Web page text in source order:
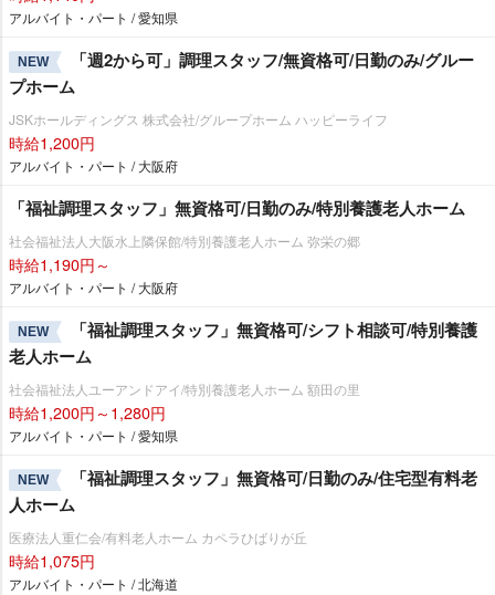
アルバイト・パート / 愛知県
NEW
「週2から可」調理スタッフ/無資格可/日勤のみ/グルー
プホーム
JSKホールディングス 株式会社/グループホーム ハッピーライフ
時給1,200円
アルバイト・パート / 大阪府
「福祉調理スタッフ」無資格可/日勤のみ/特別養護老人ホーム
社会福祉法人大阪水上隣保館/特別養護老人ホーム 弥栄の郷
時給1,190円～
アルバイト・パート / 大阪府
NEW
「福祉調理スタッフ」無資格可/シフト相談可/特別養護
老人ホーム
社会福祉法人ユーアンドアイ/特別養護老人ホーム 額田の里
時給1,200円～1,280円
アルバイト・パート / 愛知県
NEW
「福祉調理スタッフ」無資格可/日勤のみ/住宅型有料老
人ホーム
医療法人重仁会/有料老人ホーム カペラひばりが丘
時給1,075円
アルバイト・パート / 北海道